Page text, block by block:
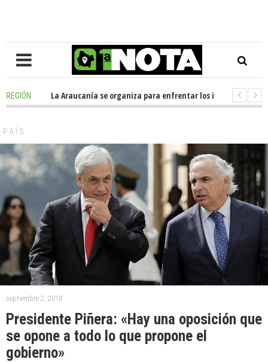
REGIÓNen La Araucanía se organiza para enfrentar los impactos de la
PAÍS
septiembre 2, 2018
Presidente Piñera: «Hay una oposición que
se opone a todo lo que propone el
gobierno»